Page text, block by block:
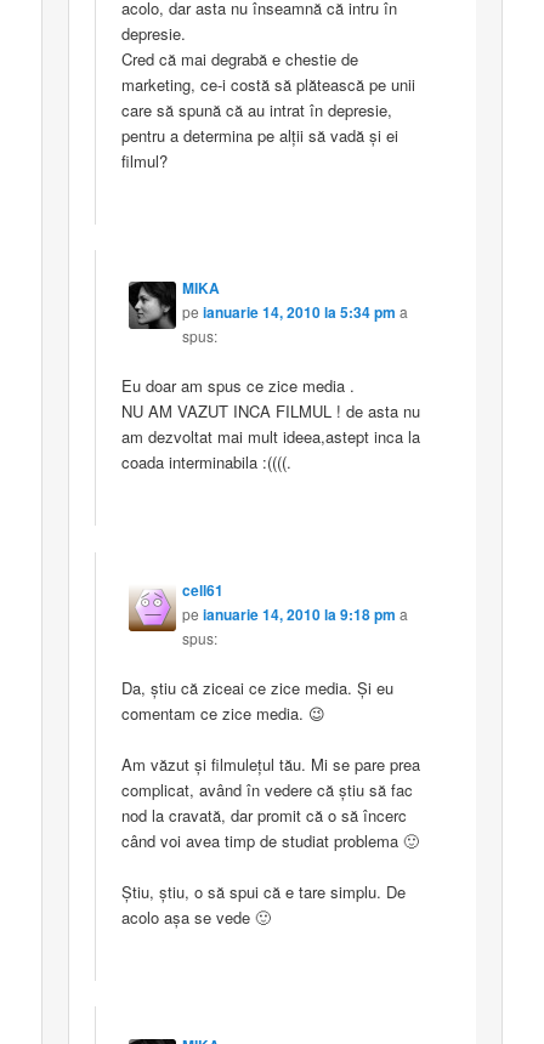
acolo, dar asta nu înseamnă că intru în
depresie.
Cred că mai degrabă e chestie de
marketing, ce-i costă să plătească pe unii
care să spună că au intrat în depresie,
pentru a determina pe alţii să vadă şi ei
filmul?
MIKA
peianuarie 14, 2010 la 5:34 pm a
spus:
Eu doar am spus ce zice media .
NU AM VAZUT INCA FILMUL ! de asta nu
am dezvoltat mai mult ideea,astept inca la
coada interminabila :((((.
cell61
peianuarie 14, 2010 la 9:18 pm a
spus:
Da, știu că ziceai ce zice media. Și eu
comentam ce zice media. 😉
Am văzut și filmulețul tău. Mi se pare prea
complicat, având în vedere că știu să fac
nod la cravată, dar promit că o să încerc
când voi avea timp de studiat problema 🙂
Știu, știu, o să spui că e tare simplu. De
acolo așa se vede 🙂